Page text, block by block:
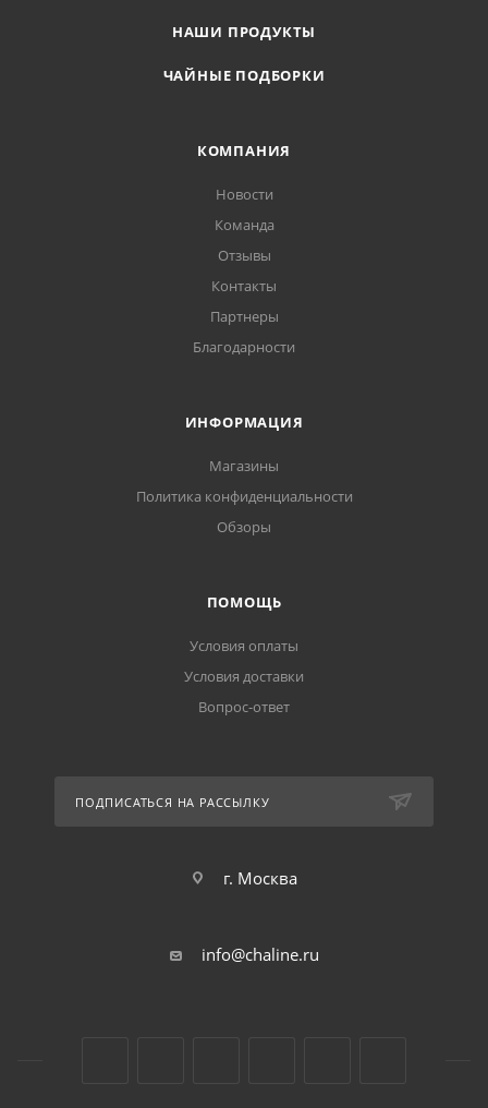
НАШИ ПРОДУКТЫ
ЧАЙНЫЕ ПОДБОРКИ
КОМПАНИЯ
Новости
Команда
Отзывы
Контакты
Партнеры
Благодарности
ИНФОРМАЦИЯ
Магазины
Политика конфиденциальности
Обзоры
ПОМОЩЬ
Условия оплаты
Условия доставки
Вопрос-ответ
ПОДПИСАТЬСЯ НА РАССЫЛКУ
г. Москва
info@chaline.ru